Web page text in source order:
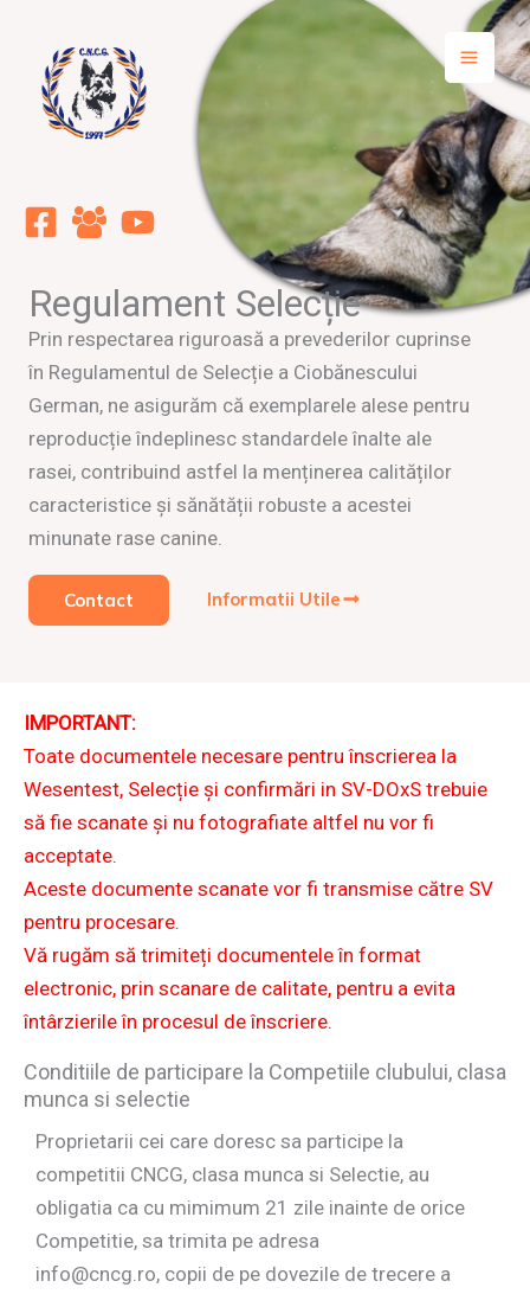
content
Regulament Selecție
Prin respectarea riguroasă a prevederilor cuprinse
în Regulamentul de Selecție a Ciobănescului
German, ne asigurăm că exemplarele alese pentru
reproducție îndeplinesc standardele înalte ale
rasei, contribuind astfel la menținerea calităților
caracteristice și sănătății robuste a acestei
minunate rase canine.
Contact Informatii Utile
IMPORTANT:
Toate documentele necesare pentru înscrierea la
Wesentest, Selecție și confirmări in SV-DOxS trebuie
să fie scanate și nu fotografiate altfel nu vor fi
acceptate.
Aceste documente scanate vor fi transmise către SV
pentru procesare.
Vă rugăm să trimiteți documentele în format
electronic, prin scanare de calitate, pentru a evita
întârzierile în procesul de înscriere.
Conditiile de participare la Competiile clubului, clasa
munca si selectie
Proprietarii cei care doresc sa participe la
competitii CNCG, clasa munca si Selectie, au
obligatia ca cu mimimum 21 zile inainte de orice
Competitie, sa trimita pe adresa
info@cncg.ro, copii de pe dovezile de trecere a